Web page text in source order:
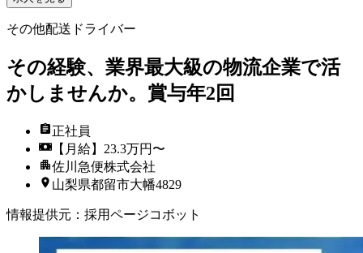
その他配送ドライバー
その経験、業界最大級の物流企業で活
かしませんか。賞与年2回
正社員
【月給】23.3万円〜
佐川急便株式会社
山梨県都留市大幡4829
情報提供元 ： 採用ページコボット